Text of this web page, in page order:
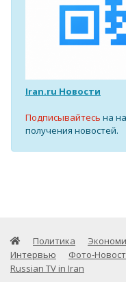
Iran.ru Новости
Подписывайтесь на
получения новостей.
Политика
Интервью
Фото-
Russian TV in Iran